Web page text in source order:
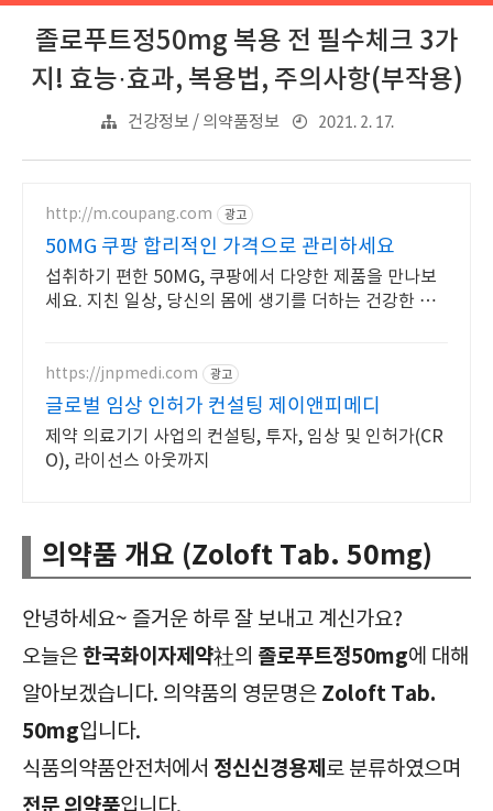
졸로푸트정50mg 복용 전 필수체크 3가
지! 효능·효과, 복용법, 주의사항(부작용)
건강정보 / 의약품정보 2021. 2. 17.
http://m.coupang.com 광고
50MG 쿠팡 합리적인 가격으로 관리하세요
섭취하기 편한 50MG, 쿠팡에서 다양한 제품을 만나보
세요. 지친 일상, 당신의 몸에 생기를 더하는 건강한 선
https://jnpmedi.com 광고
글로벌 임상 인허가 컨설팅 제이앤피메디
제약 의료기기 사업의 컨설팅, 투자, 임상 및 인허가(CR
O), 라이선스 아웃까지
의약품 개요 (Zoloft Tab. 50mg)
안녕하세요~ 즐거운 하루 잘 보내고 계신가요?
오늘은한국화이자제약社의 졸로푸트정50mg에 대해
알아보겠습니다. 의약품의 영문명은 Zoloft Tab.
50mg입니다.
식품의약품안전처에서 정신신경용제 로 분류하였으며